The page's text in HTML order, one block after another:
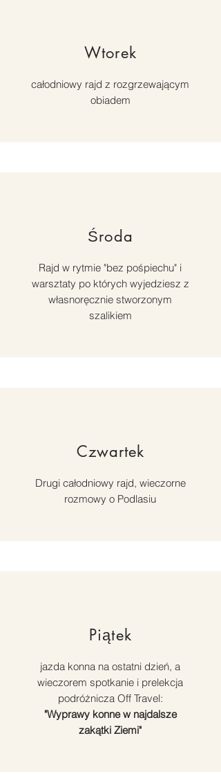
Wtorek
całodniowy rajd z rozgrzewającym
obiadem
Środa
Rajd w rytmie "bez pośpiechu" i
warsztaty po których wyjedziesz z
własnoręcznie stworzonym
szalikiem
Czwartek
Drugi całodniowy rajd, wieczorne
rozmowy o Podlasiu
Piątek
jazda konna na ostatni dzień, a
wieczorem spotkanie i prelekcja
podróżnicza Off Travel:
"Wyprawy konne w najdalsze
zakątki Ziemi"